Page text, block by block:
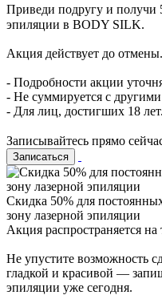
Приведи подругу и получи
эпиляции в BODY SILK.
Акция действует до отмены.
- Подробности акции
- Не суммируется с
- Для лиц, достигших 18 лет.
Записывайтесь прямо
Записаться
Cкидка 50% для
зону лазерной эпиляции
Акция распространяется
Не упустите возможность
гладкой и красивой —
эпиляции уже сегодня.